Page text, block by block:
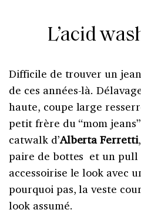
L’acid
Difficile de trouver un
de ces années-là.
haute, coupe large
petit frère du “mom
catwalk d’Alberta Ferretti
paire de bottes et un pull
accessoirise le look avec
pourquoi pas, la veste
look assumé.